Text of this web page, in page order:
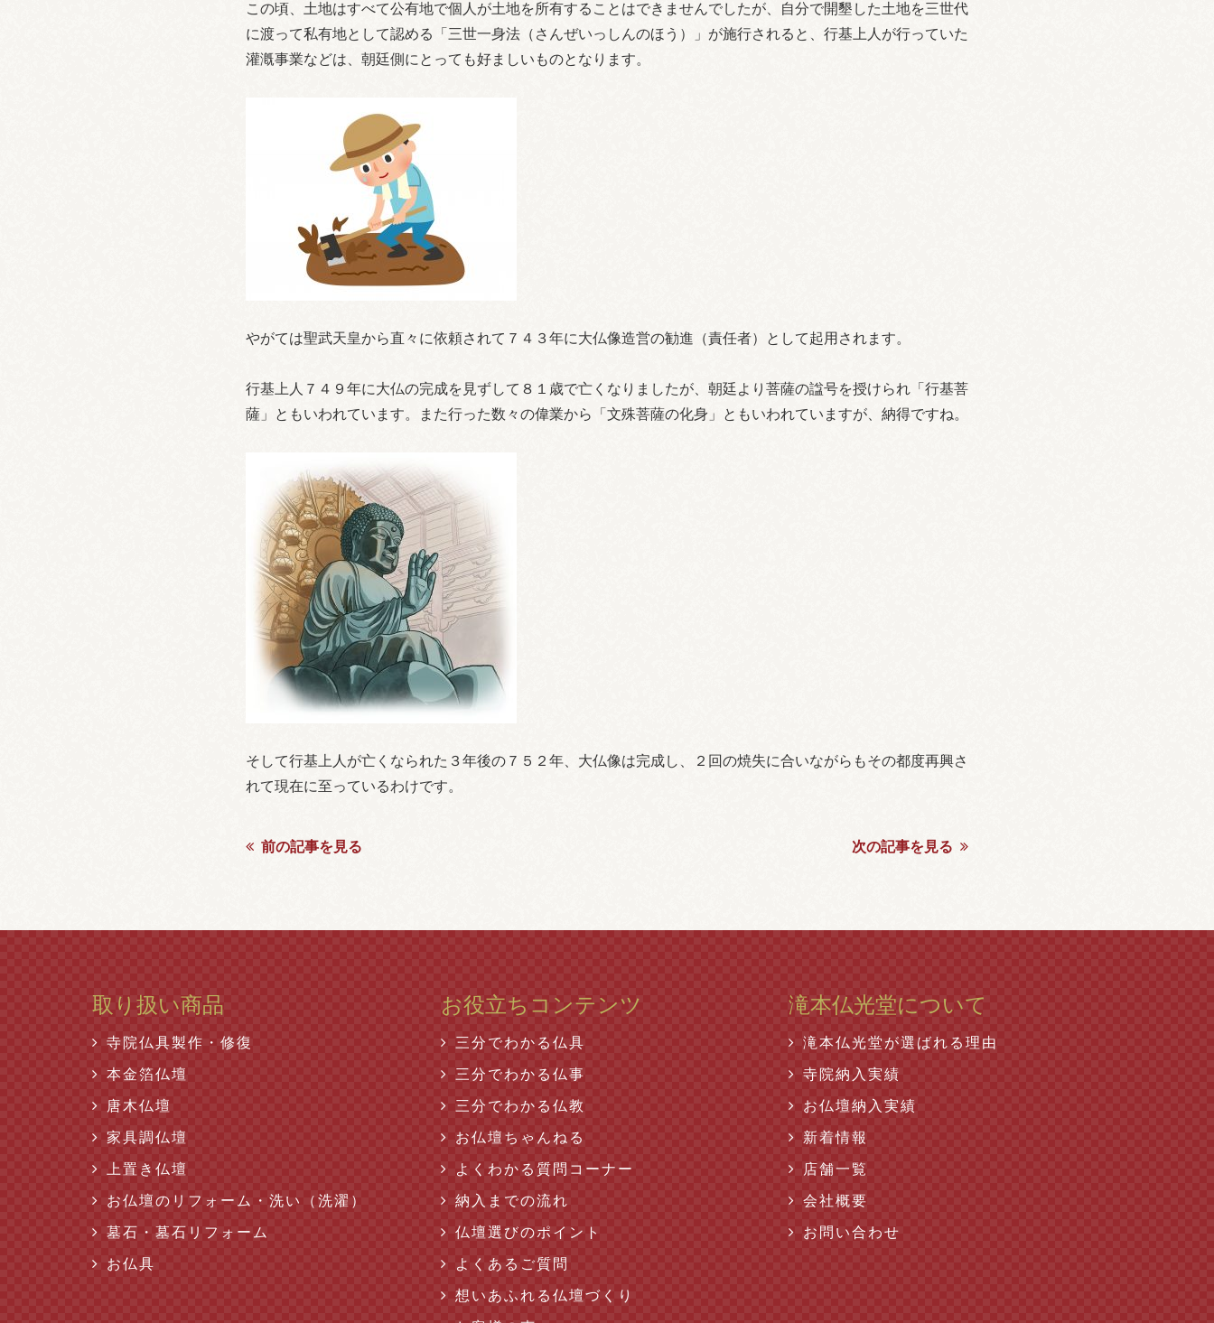
この頃、土地はすべて公有地で個人が土地を所有することはできませんでしたが、自分で開墾した土地を三世代
に渡って私有地として認める「三世一身法（さんぜいっしんのほう）」が施行されると、行基上人が行っていた
灌漑事業などは、朝廷側にとっても好ましいものとなります。
やがては聖武天皇から直々に依頼されて７４３年に大仏像造営の勧進（責任者）として起用されます。
行基上人７４９年に大仏の完成を見ずして８１歳で亡くなりましたが、朝廷より菩薩の諡号を授けられ「行基菩
薩」ともいわれています。また行った数々の偉業から「文殊菩薩の化身」ともいわれていますが、納得ですね。
そして行基上人が亡くなられた３年後の７５２年、大仏像は完成し、２回の焼失に合いながらもその都度再興さ
れて現在に至っているわけです。
前の記事を見る 次の記事を見る
取り扱い商品
寺院仏具製作・修復
本金箔仏壇
唐木仏壇
家具調仏壇
上置き仏壇
お仏壇のリフォーム・洗い（洗濯）
墓石・墓石リフォーム
お仏具
お役立ちコンテンツ
三分でわかる仏具
三分でわかる仏事
三分でわかる仏教
お仏壇ちゃんねる
よくわかる質問コーナー
納入までの流れ
仏壇選びのポイント
よくあるご質問
想いあふれる仏壇づくり
滝本仏光堂について
滝本仏光堂が選ばれる理由
寺院納入実績
お仏壇納入実績
新着情報
店舗一覧
会社概要
お問い合わせ